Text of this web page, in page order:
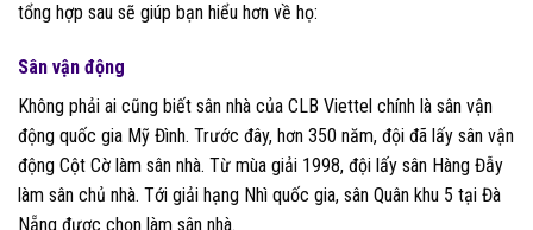
tổng hợp sau sẽ giúp bạn hiểu hơn về họ:
Sân vận động
Không phải ai cũng biết sân nhà của CLB Viettel chính là sân vận
động quốc gia Mỹ Đình. Trước đây, hơn 350 năm, đội đã lấy sân vận
động Cột Cờ làm sân nhà. Từ mùa giải 1998, đội lấy sân Hàng Đẫy
làm sân chủ nhà. Tới giải hạng Nhì quốc gia, sân Quân khu 5 tại Đà
Nẵng được chọn làm sân nhà.